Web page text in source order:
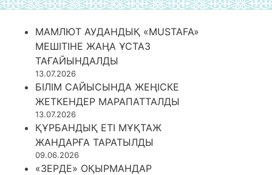
МАМЛЮТ АУДАНДЫҚ «MUSTAFA»
МЕШІТІНЕ ЖАҢА ҰСТАЗ
ТАҒАЙЫНДАЛДЫ
13.07.2026
БІЛІМ САЙЫСЫНДА ЖЕҢІСКЕ
ЖЕТКЕНДЕР МАРАПАТТАЛДЫ
13.07.2026
ҚҰРБАНДЫҚ ЕТІ МҰҚТАЖ
ЖАНДАРҒА ТАРАТЫЛДЫ
09.06.2026
«ЗЕРДЕ» ОҚЫРМАНДАР